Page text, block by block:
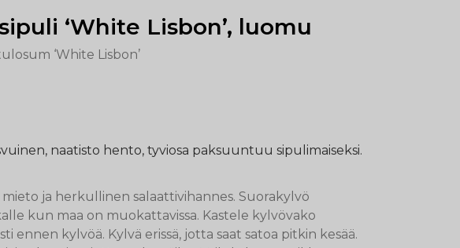
‘White Lisbon’, luomu
‘White Lisbon’
naatisto hento, tyviosa paksuuntuu sipulimaiseksi.
ja herkullinen salaattivihannes. Suorakylvö
kun maa on muokattavissa. Kastele kylvövako
ennen kylvöä. Kylvä erissä, jotta saat satoa pitkin kesää.